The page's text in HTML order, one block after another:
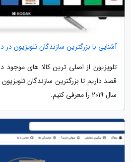
آشنایی با بزرگترین سازندگان تلویزیون در
تلویزیون از اصلی ترین کالا های
قصد داریم تا بزرگترین سازندگان
سال 2019 را معرفی کنیم.